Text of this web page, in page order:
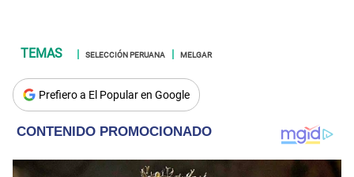
SELECCIÓN PERUANA MELGAR
Prefiero a El Popular en Google